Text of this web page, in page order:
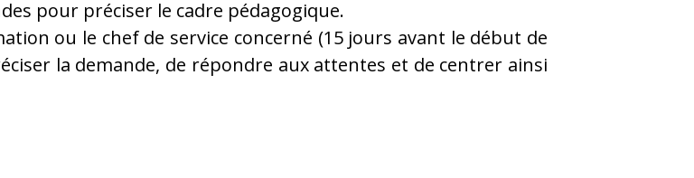
pour préciser le cadre pédagogique.
ou le chef de service concerné (15 jours avant le début de
la demande, de répondre aux attentes et de centrer ainsi